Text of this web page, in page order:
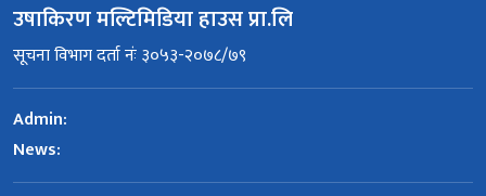
उषाकिरण मल्टिमिडिया हाउस प्रा.लि
सूचना विभाग दर्ता नंः ३०५३-२०७८/७९
Admin:
News: